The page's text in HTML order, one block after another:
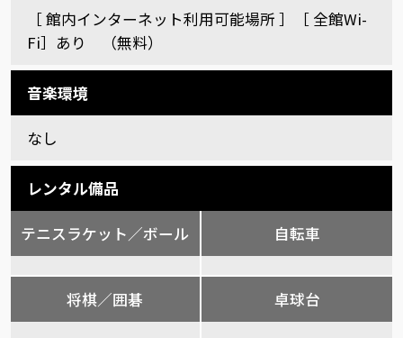
［ 館内インターネット利用可能場所 ］［ 全館Wi-
Fi］あり （無料）
音楽環境
なし
レンタル備品
テニスラケット／ボール 自転車
将棋／囲碁 卓球台